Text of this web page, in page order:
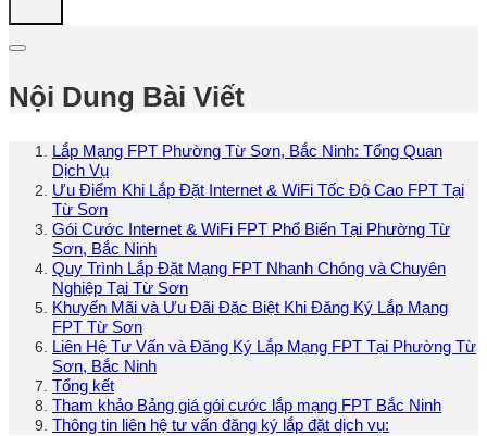
Nội Dung Bài Viết
Lắp Mạng FPT Phường Từ Sơn, Bắc Ninh: Tổng Quan
Dịch Vụ
Ưu Điểm Khi Lắp Đặt Internet & WiFi Tốc Độ Cao FPT Tại
Từ Sơn
Gói Cước Internet & WiFi FPT Phổ Biến Tại Phường Từ
Sơn, Bắc Ninh
Quy Trình Lắp Đặt Mạng FPT Nhanh Chóng và Chuyên
Nghiệp Tại Từ Sơn
Khuyến Mãi và Ưu Đãi Đặc Biệt Khi Đăng Ký Lắp Mạng
FPT Từ Sơn
Liên Hệ Tư Vấn và Đăng Ký Lắp Mạng FPT Tại Phường Từ
Sơn, Bắc Ninh
Tổng kết
Tham khảo Bảng giá gói cước lắp mạng FPT Bắc Ninh
Thông tin liên hệ tư vấn đăng ký lắp đặt dịch vụ: